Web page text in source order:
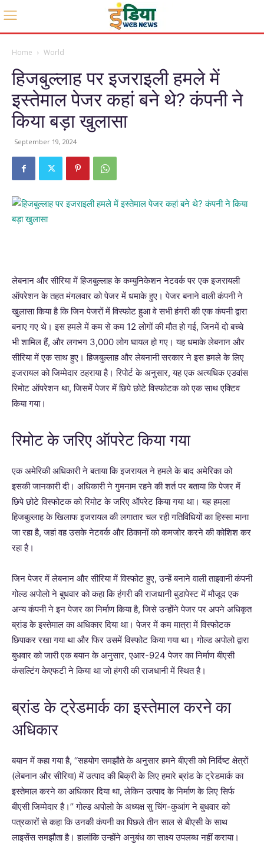
Home World
हिजबुल्लाह पर इजराइली हमले में
इस्तेमाल पेजर कहां बने थे? कंपनी ने
किया बड़ा खुलासा
September 19, 2024
लेबनान और सीरिया में हिजबुल्लाह के कम्युनिकेशन नेटवर्क पर एक इजरायली
ऑपरेशन के तहत मंगलवार को पेजर में धमाके हुए। पेजर बनाने वाली कंपनी ने
खुलासा किया है कि जिन पेजरों में विस्फोट हुआ वे सभी हंगरी की एक कंपनी द्वारा
बनाए गए थे। इस हमले में कम से कम 12 लोगों की मौत हो गई, जिनमें दो बच्चे
भी शामिल हैं, और लगभग 3,000 लोग घायल हो गए। यह धमाके लेबनान और
सीरिया में एक साथ हुए। हिजबुल्लाह और लेबनानी सरकार ने इस हमले के लिए
इजरायल को जिम्मेदार ठहराया है। रिपोर्ट के अनुसार, यह एक अत्यधिक एडवांस
रिमोट ऑपरेशन था, जिसमें पेजर में छिपे छोटे विस्फोटक को एक साथ एक्टिव
किया गया।
रिमोट के जरिए ऑपरेट किया गया
एक अमेरिकी अधिकारी ने बताया कि इजरायल ने हमले के बाद अमेरिका को
इसकी जानकारी दी। अधिकारी ने गुमनाम रहने की शर्त पर बताया कि पेजर में
छिपे छोटे विस्फोटक को रिमोट के जरिए ऑपरेट किया गया था। यह हमला
हिजबुल्लाह के खिलाफ इजरायल की लगातार चल रही गतिविधियों का हिस्सा माना
जा रहा है, जहां वह उसके नेटवर्क और ठिकानों को कमजोर करने की कोशिश कर
रहा है।
जिन पेजर में लेबनान और सीरिया में विस्फोट हुए, उन्हें बनाने वाली ताइवानी कंपनी
गोल्ड अपोलो ने बुधवार को कहा कि हंगरी की राजधानी बुडापेस्ट में मौजूद एक
अन्य कंपनी ने इन पेजर का निर्माण किया है, जिसे उन्होंने पेजर पर अपने अधिकृत
ब्रांड के इस्तेमाल का अधिकार दिया था। पेजर में कम मात्रा में विस्फोटक
छिपाकर रखा गया था और फिर उसमें विस्फोट किया गया था। गोल्ड अपोलो द्वारा
बुधवार को जारी एक बयान के अनुसार, एआर-924 पेजर का निर्माण बीएसी
कंसल्टिंग केएफटी ने किया था जो हंगरी की राजधानी में स्थित है।
ब्रांड के ट्रेडमार्क का इस्तेमाल करने का
अधिकार
बयान में कहा गया है, ‘‘सहयोग समझौते के अनुसार हमने बीएसी को निर्दिष्ट क्षेत्रों
(लेबनान और सीरिया) में उत्पाद की बिक्री के लिए हमारे ब्रांड के ट्रेडमार्क का
इस्तेमाल करने का अधिकार दिया था, लेकिन उत्पाद के निर्माण के लिए सिर्फ
बीएसी जिम्मेदार है।’’ गोल्ड अपोलो के अध्यक्ष सु चिंग-कुआंग ने बुधवार को
पत्रकारों से कहा कि उनकी कंपनी का पिछले तीन साल से बीएसी के साथ
लाइसेंस समझौता है। हालांकि उन्होंने अनुबंध का साक्ष्य उपलब्ध नहीं कराया।